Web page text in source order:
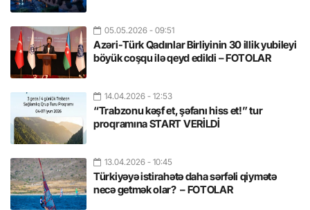
05.05.2026 - 09:51
Azəri-Türk Qadınlar Birliyinin 30 illik yubileyi
böyük coşqu ilə qeyd edildi – FOTOLAR
14.04.2026 - 12:53
“Trabzonu kəşf et, şəfanı hiss et!” tur
proqramına START VERİLDİ
13.04.2026 - 10:45
Türkiyəyə istirahətə daha sərfəli qiymətə
necə getmək olar? – FOTOLAR